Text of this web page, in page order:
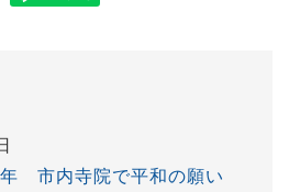
市内寺院で平和の願い